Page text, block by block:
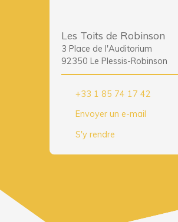
Les Toits de Robinson
3 Place de l'Auditorium
92350 Le Plessis-Robinson
+33 1 85 74 17 42
Envoyer un e-mail
S'y rendre